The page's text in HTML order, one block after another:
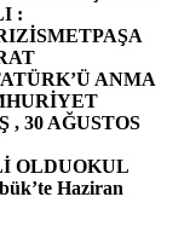
:
İSMETPAŞA
ANMA
, 30 AĞUSTOS
OLDUOKUL
Haziran